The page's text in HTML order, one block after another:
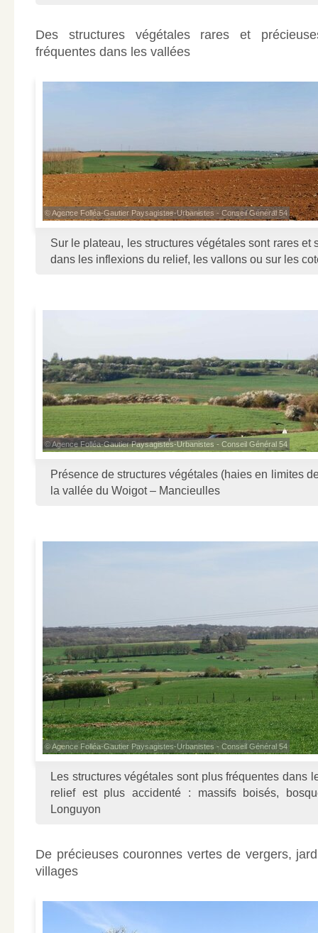
Des structures végétales rares et
fréquentes dans les vallées
© Agence Folléa-Gautier Paysagistes-Urbanistes - Conseil Général 54
Sur le plateau, les structures végétales sont rares et
dans les inflexions du relief, les vallons ou sur les
© Agence Folléa-Gautier Paysagistes-Urbanistes - Conseil Général 54
Présence de structures végétales (haies en limites
la vallée du Woigot – Mancieulles
© Agence Folléa-Gautier Paysagistes-Urbanistes - Conseil Général 54
Les structures végétales sont plus fréquentes dans
relief est plus accidenté : massifs boisés,
Longuyon
De précieuses couronnes vertes de vergers,
villages